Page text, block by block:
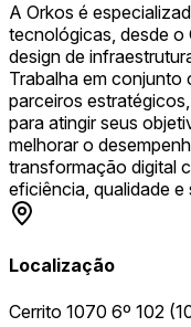
A Orkos é
tecnológicas, desde o
design de
Trabalha em conjunto
parceiros
para atingir seus
melhorar o
transformação digital
eficiência, qualidade
Localização
Cerrito 1070 6º 102